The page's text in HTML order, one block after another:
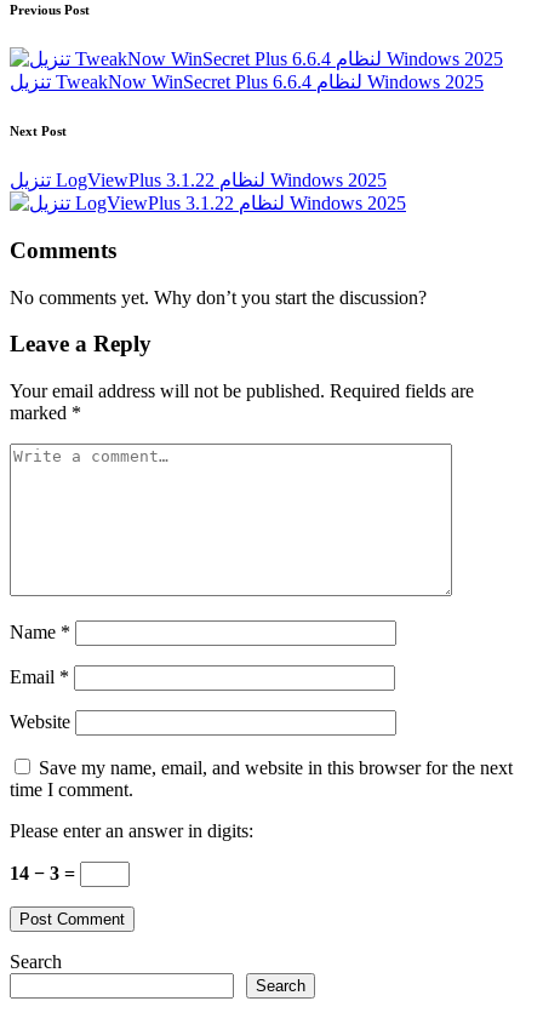
Post
navigation
Previous Post
تنزيل TweakNow WinSecret Plus 6.6.4 لنظام Windows 2025
Next Post
تنزيل LogViewPlus 3.1.22 لنظام Windows 2025
Comments
No comments yet. Why don’t you start the discussion?
Leave a Reply
Your email address will not be published. Required fields are
marked *
Name *
Email *
Website
Save my name, email, and website in this browser for the next
time I comment.
Please enter an answer in digits:
14 − 3 =
Search
Search